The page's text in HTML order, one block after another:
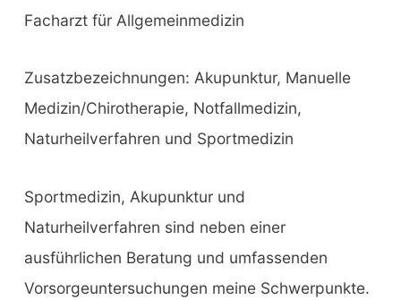
Facharzt für Allgemeinmedizin
Zusatzbezeichnungen: Akupunktur, Manuelle
Medizin/Chirotherapie, Notfallmedizin,
Naturheilverfahren und Sportmedizin
Sportmedizin, Akupunktur und
Naturheilverfahren sind neben einer
ausführlichen Beratung und umfassenden
Vorsorgeuntersuchungen meine Schwerpunkte.